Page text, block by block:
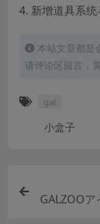
4. 新增道具系
本站文章都是
请评论区留言，
gal
小盒子
GALZOO